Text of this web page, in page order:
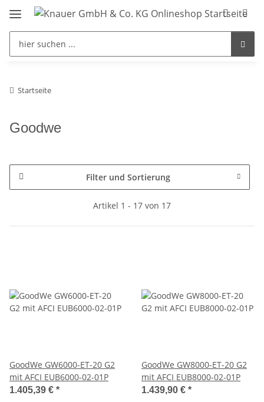
Startseite
Goodwe
Filter und Sortierung
Artikel 1 - 17 von 17
GoodWe GW6000-ET-20 G2
mit AFCI EUB6000-02-01P
1.405,39 € *
GoodWe GW8000-ET-20 G2
mit AFCI EUB8000-02-01P
1.439,90 € *